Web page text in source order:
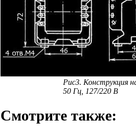
Рис3. Конструкция
50 Гц, 127/220 В
Смотрите также: